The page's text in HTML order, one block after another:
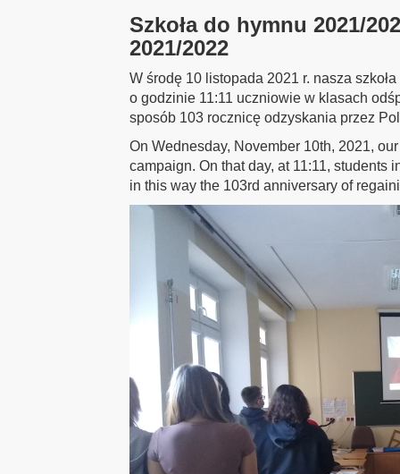
Szkoła do hymnu 2021/
2021/2022
W środę 10 listopada 2021 r. nasza
o godzinie 11:11 uczniowie w klasach
sposób 103 rocznicę odzyskania przez
On Wednesday, November 10th, 2021,
campaign. On that day, at 11:11, students
in this way the 103rd anniversary of